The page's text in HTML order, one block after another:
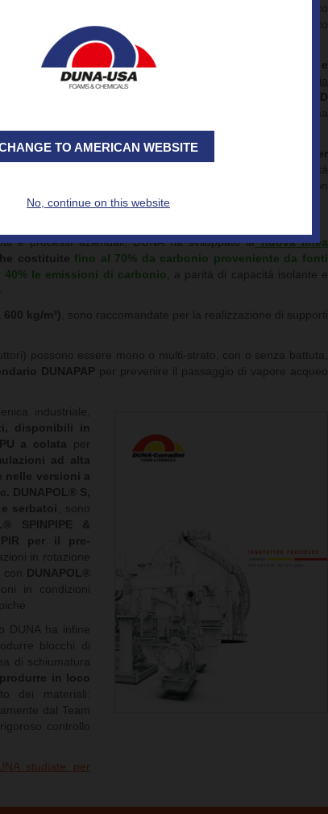
per assicurare massimo isolamento
a molteplici applicazioni industriali criogeniche (isolamento
tubi, tagli termici, serbatoi di stoccaggio e cisterne di carico..).
comprende tutte le schiume rigide in poliisocianurato e
espansione libera in continuo, una tecnologia proprietaria
blocchi, blocchi rifilati, tavole e pezzi speciali 3D
di ultima
le esigenze di progettazione più complesse.
PB e RTS propongono invece schiume PIR per
, rispettivamente a bassa (da 35 a 50 kg/m³) e alta densità
di combinare le migliori prestazioni di reazione al fuoco con
e processi aziendali, DUNA ha sviluppato la nuova linea
costituite fino al 70% da carbonio proveniente da fonti
le emissioni di carbonio , a parità di capacità isolante e
kg/m³) , sono raccomandate per la realizzazione di supporti
possono essere mono o multi-strato, con o senza battuta,
DUNAPAP per prevenire il passaggio di vapore acqueo
industriale,
disponibili in
a colata
per
ad alta
nelle versioni a
DUNAPOL® S,
serbatoi
, sono
SPINPIPE &
per il pre-
in rotazione
DUNAPOL®
in condizioni
DUNA ha infine
blocchi di
di schiumatura
in loco
dei materiali:
dal Team
controllo
studiate per
TO AMERICAN WEBSITE
No, continue on this website